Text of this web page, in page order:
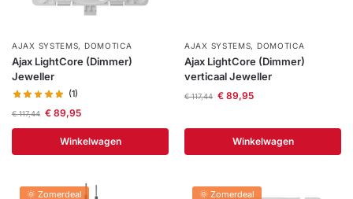
AJAX SYSTEMS, DOMOTICA
Ajax LightCore (Dimmer)
Jeweller
(1)
€117,44 €89,95
Winkelwagen
AJAX SYSTEMS, DOMOTICA
Ajax LightCore (Dimmer)
verticaal Jeweller
€117,44 €89,95
Winkelwagen
🌞 Zomerdeal 🌞 Zomerdeal